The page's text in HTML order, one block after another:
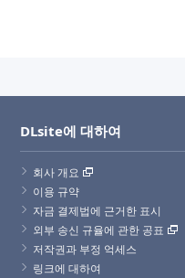
DLsite에 대하여
회사 개요
이용 규약
자금 결제법에 근거한 표시
외부 송신 규율에 관한 공표
저작권과 부정 억세스
링크에 대하여